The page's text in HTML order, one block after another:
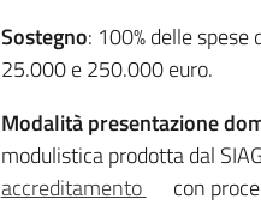
Sostegno: 100% delle
25.000 e 250.000 euro.
Modalità presentazione
modulistica prodotta dal
accreditamento
con